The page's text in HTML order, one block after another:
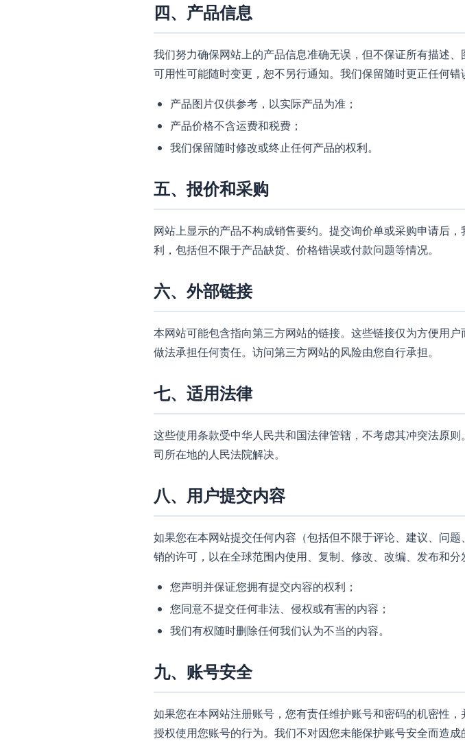
四、产品信息
我们努力确保网站上的产品信息准确无误，但不保证所有描述
可用性可能随时变更，恕不另行通知。我们保留随时更正任何错
产品图片仅供参考，以实际产品为准；
产品价格不含运费和税费；
我们保留随时修改或终止任何产品的权利。
五、报价和采购
网站上显示的产品不构成销售要约。提交询价单或采购申请后
利，包括但不限于产品缺货、价格错误或付款问题等情况。
六、外部链接
本网站可能包含指向第三方网站的链接。这些链接仅为方便用
做法承担任何责任。访问第三方网站的风险由您自行承担。
七、适用法律
这些使用条款受中华人民共和国法律管辖，不考虑其冲突法原
司所在地的人民法院解决。
八、用户提交内容
如果您在本网站提交任何内容（包括但不限于评论、建议、问
销的许可，以在全球范围内使用、复制、修改、改编、发布和分
您声明并保证您拥有提交内容的权利；
您同意不提交任何非法、侵权或有害的内容；
我们有权随时删除任何我们认为不当的内容。
九、账号安全
如果您在本网站注册账号，您有责任维护账号和密码的机密性
授权使用您账号的行为。我们不对因您未能保护账号安全而造成